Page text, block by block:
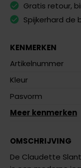
Gratis retour,
Spijkerhard de
KENMERKEN
Artikelnummer
Kleur
Pasvorm
Meer kenmerken
OMSCHRIJVING
De Claudette